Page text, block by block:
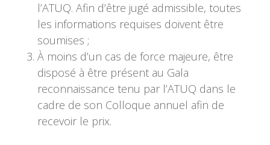
l’ATUQ. Afin d’être jugé admissible, toutes
les informations requises doivent être
soumises ;
À moins d’un cas de force majeure, être
disposé à être présent au Gala
reconnaissance tenu par l’ATUQ dans le
cadre de son Colloque annuel afin de
recevoir le prix.